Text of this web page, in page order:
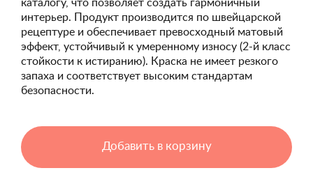
каталогу, что позволяет создать гармоничный
интерьер. Продукт производится по швейцарской
рецептуре и обеспечивает превосходный матовый
эффект, устойчивый к умеренному износу (2-й класс
стойкости к истиранию). Краска не имеет резкого
запаха и соответствует высоким стандартам
безопасности.
Добавить в корзину